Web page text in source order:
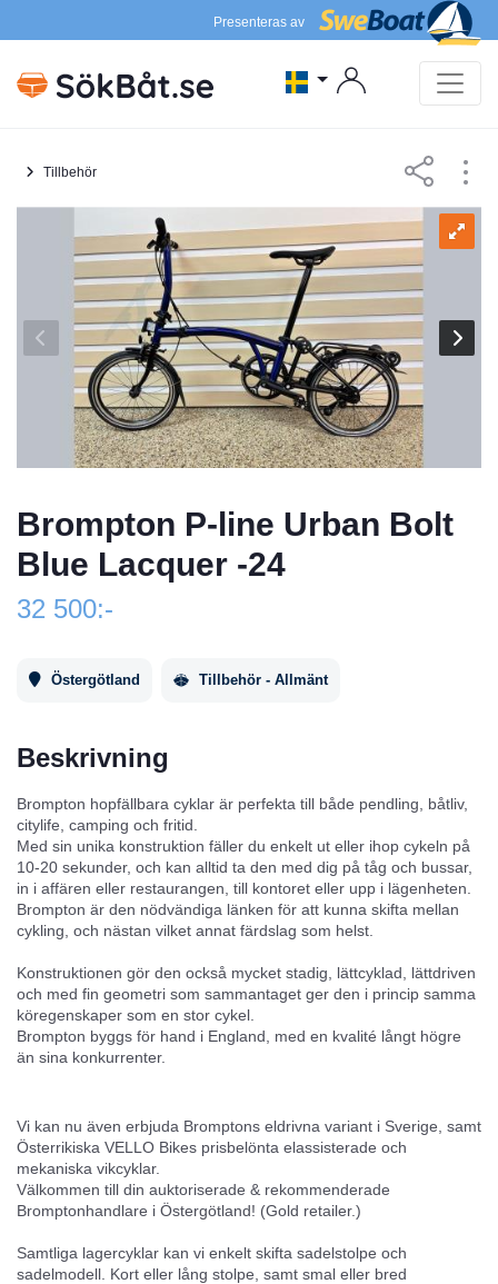
Presenteras av
Tillbehör
Brompton P-line Urban Bolt
Blue Lacquer -24
32 500:-
Östergötland Tillbehör - Allmänt
Beskrivning
Brompton hopfällbara cyklar är perfekta till både pendling, båtliv,
citylife, camping och fritid.
Med sin unika konstruktion fäller du enkelt ut eller ihop cykeln på
10-20 sekunder, och kan alltid ta den med dig på tåg och bussar,
in i affären eller restaurangen, till kontoret eller upp i lägenheten.
Brompton är den nödvändiga länken för att kunna skifta mellan
cykling, och nästan vilket annat färdslag som helst.
Konstruktionen gör den också mycket stadig, lättcyklad, lättdriven
och med fin geometri som sammantaget ger den i princip samma
köregenskaper som en stor cykel.
Brompton byggs för hand i England, med en kvalité långt högre
än sina konkurrenter.
Vi kan nu även erbjuda Bromptons eldrivna variant i Sverige, samt
Österrikiska VELLO Bikes prisbelönta elassisterade och
mekaniska vikcyklar.
Välkommen till din auktoriserade & rekommenderade
Bromptonhandlare i Östergötland! (Gold retailer.)
Samtliga lagercyklar kan vi enkelt skifta sadelstolpe och
sadelmodell. Kort eller lång stolpe, samt smal eller bred